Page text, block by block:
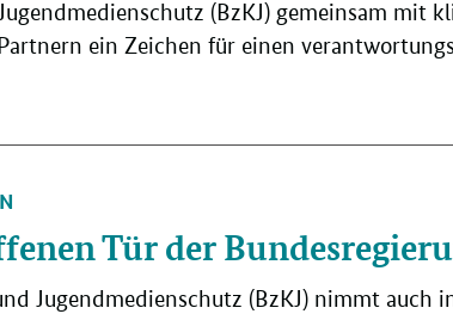
(BzKJ) gemeinsam mit
ein Zeichen für einen
Tür der
Jugendmedienschutz (BzKJ) nimmt auch